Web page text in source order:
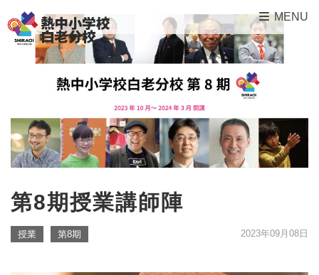
MENU
第8期授業講師陣
授業 第8期 2023年09月08日